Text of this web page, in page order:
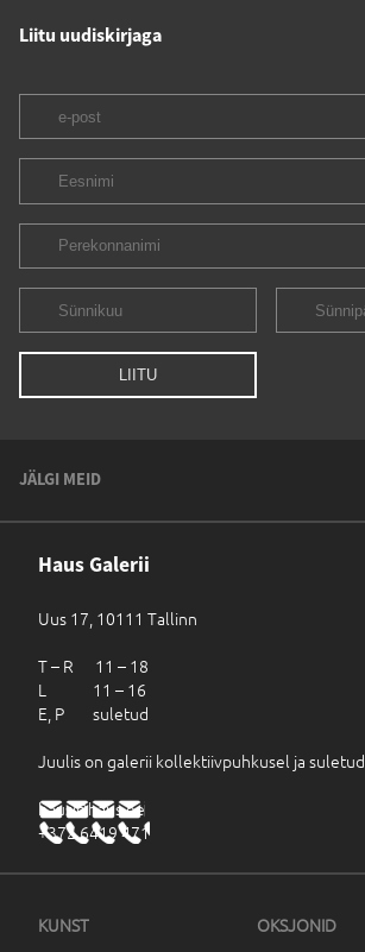
Liitu uudiskirjaga
JÄLGI MEID
Haus Galerii
Uus 17, 10111 Tallinn
T – R 11 – 18
L 11 – 16
E, P suletud
Juulis on galerii kollektiivpuhkusel ja suletud
haus@haus.ee
+372 6419 471
KUNST OKSJONID